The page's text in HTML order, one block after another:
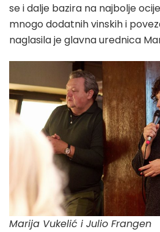
se i dalje bazira na najbolje
mnogo dodatnih vinskih i
naglasila je glavna urednica
Marija Vukelić i Julio Frangen